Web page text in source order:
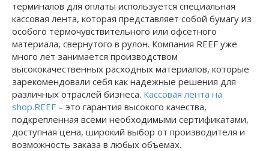
терминалов для оплаты используется специальная
кассовая лента, которая представляет собой бумагу из
особого термочувствительного или офсетного
материала, свернутого в рулон. Компания REEF уже
много лет занимается производством
высококачественных расходных материалов, которые
зарекомендовали себя как надежные решения для
различных отраслей бизнеса. Кассовая лента на
shop.REEF – это гарантия высокого качества,
подкрепленная всеми необходимыми сертификатами,
доступная цена, широкий выбор от производителя и
возможность заказа в любых объемах.